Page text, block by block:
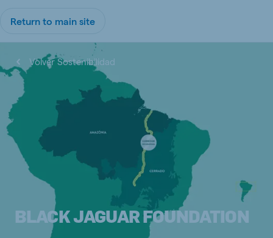
Return to main site
Volver Sostenibilidad
BLACK JAGUAR FOUNDATION